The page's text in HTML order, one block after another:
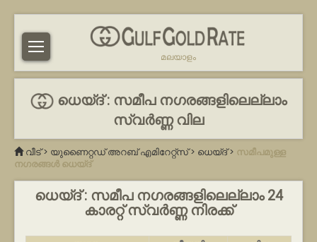
മലയാളം
ധെയ്ദ് : സമീപ നഗരങ്ങളിലെല്ലാം
സ്വർണ്ണ വില
വീട്> യുണൈറ്റഡ് അറബ് എമിറേറ്റ്സ്> ധെയ്ദ്> സമീപമുള്ള
നഗരങ്ങൾ ധെയ്ദ്
ധെയ്ദ് : സമീപ നഗരങ്ങളിലെല്ലാം 24
കാരറ്റ് സ്വർണ്ണ നിരക്ക്